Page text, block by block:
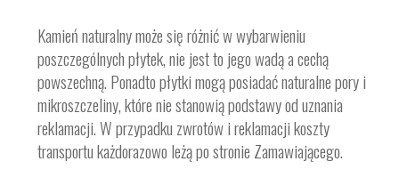
Kamień naturalny może się różnić w wybarwieniu
poszczególnych płytek, nie jest to jego wadą a cechą
powszechną. Ponadto płytki mogą posiadać naturalne pory i
mikroszczeliny, które nie stanowią podstawy od uznania
reklamacji. W przypadku zwrotów i reklamacji koszty
transportu każdorazowo leżą po stronie Zamawiającego.